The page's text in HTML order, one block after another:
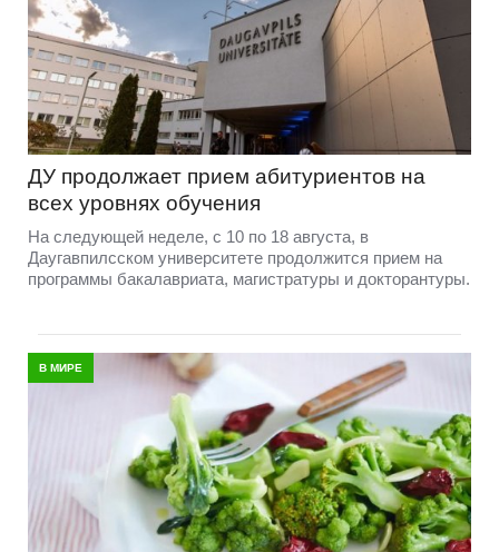
ДУ продолжает прием абитуриентов на
всех уровнях обучения
На следующей неделе, с 10 по 18 августа, в
Даугавпилсском университете продолжится прием на
программы бакалавриата, магистратуры и докторантуры.
В МИРЕ